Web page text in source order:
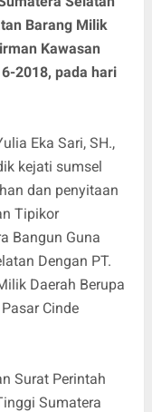
Barang Milik
Kawasan
2018, pada hari
Eka Sari, SH.,
kejati sumsel
dan penyitaan
Tipikor
Bangun Guna
Dengan PT.
Daerah Berupa
Cinde
Surat Perintah
Sumatera